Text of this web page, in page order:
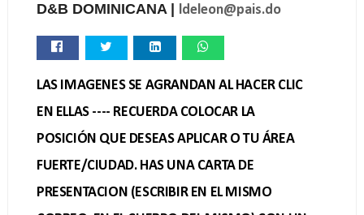
D&B DOMINICANA | ldeleon@pais.do
LAS IMAGENES SE AGRANDAN AL HACER CLIC
EN ELLAS ---- RECUERDA COLOCAR LA
POSICIÓN QUE DESEAS APLICAR O TU ÁREA
FUERTE/CIUDAD. HAS UNA CARTA DE
PRESENTACION (ESCRIBIR EN EL MISMO